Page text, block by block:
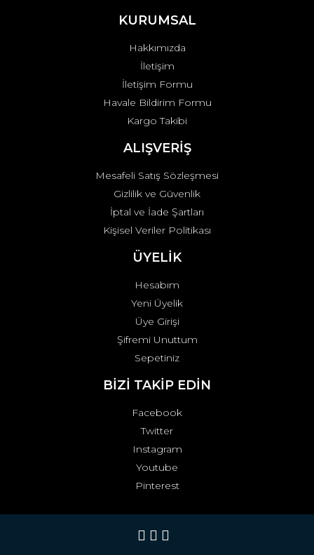
KURUMSAL
Hakkımızda
İletişim
İletişim Formu
Havale Bildirim Formu
Kargo Takibi
ALIŞVERİŞ
Mesafeli Satış Sözleşmesi
Gizlilik ve Güvenlik
İptal ve İade Şartları
Kişisel Veriler Politikası
ÜYELİK
Hesabım
Yeni Üyelik
Üye Girişi
Şifremi Unuttum
Sepetiniz
BİZİ TAKİP EDİN
Facebook
Twitter
Instagram
Youtube
Pinterest